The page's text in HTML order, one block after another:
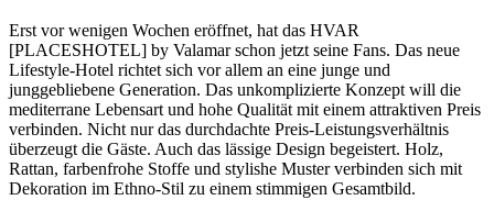
Erst vor wenigen Wochen eröffnet, hat das HVAR
[PLACESHOTEL] by Valamar schon jetzt seine Fans. Das neue
Lifestyle-Hotel richtet sich vor allem an eine junge und
junggebliebene Generation. Das unkomplizierte Konzept will die
mediterrane Lebensart und hohe Qualität mit einem attraktiven Preis
verbinden. Nicht nur das durchdachte Preis-Leistungsverhältnis
überzeugt die Gäste. Auch das lässige Design begeistert. Holz,
Rattan, farbenfrohe Stoffe und stylishe Muster verbinden sich mit
Dekoration im Ethno-Stil zu einem stimmigen Gesamtbild.